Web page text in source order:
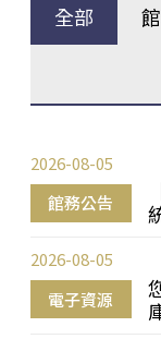
全部
館務公告
2026-08-05
電子資源
2026-08-05